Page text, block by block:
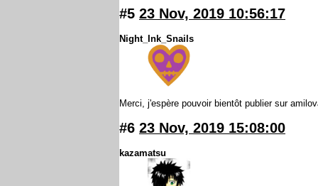
#5 23 Nov, 2019 10:56:17
Night_Ink_Snails
Merci, j'espère pouvoir bientôt publier sur
#6 23 Nov, 2019 15:08:00
kazamatsu